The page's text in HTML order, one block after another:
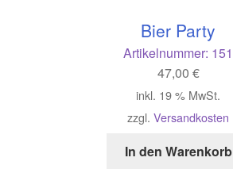
Bier Party
Artikelnummer: 151
47,00 €
inkl. 19 % MwSt.
zzgl. Versandkosten
In den Warenkorb